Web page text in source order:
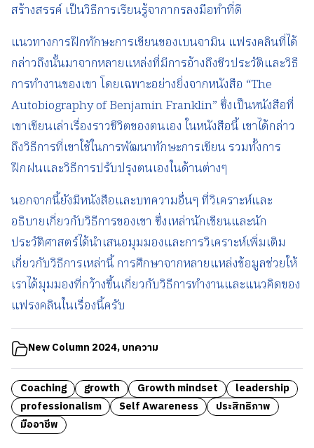
สร้างสรรค์ เป็นวิธีการเรียนรู้จากากรลงมือทำที่ดี
แนวทางการฝึกทักษะการเขียนของเบนจามิน แฟรงคลินที่ได้
กล่าวถึงนั้นมาจากหลายแหล่งที่มีการอ้างถึงชีวประวัติและวิธี
การทำงานของเขา โดยเฉพาะอย่างยิ่งจากหนังสือ “The
Autobiography of Benjamin Franklin” ซึ่งเป็นหนังสือที่
เขาเขียนเล่าเรื่องราวชีวิตของตนเอง ในหนังสือนี้ เขาได้กล่าว
ถึงวิธีการที่เขาใช้ในการพัฒนาทักษะการเขียน รวมทั้งการ
ฝึกฝนและวิธีการปรับปรุงตนเองในด้านต่างๆ
นอกจากนี้ยังมีหนังสือและบทความอื่นๆ ที่วิเคราะห์และ
อธิบายเกี่ยวกับวิธีการของเขา ซึ่งเหล่านักเขียนและนัก
ประวัติศาสตร์ได้นำเสนอมุมมองและการวิเคราะห์เพิ่มเติม
เกี่ยวกับวิธีการเหล่านี้ การศึกษาจากหลายแหล่งข้อมูลช่วยให้
เราได้มุมมองที่กว้างขึ้นเกี่ยวกับวิธีการทำงานและแนวคิดของ
แฟรงคลินในเรื่องนี้ครับ
New Column 2024,บทความ
Coaching growth Growth mindset
leadership
professionalism
Self Awareness
ประสิทธิภาพ
มืออาชีพ